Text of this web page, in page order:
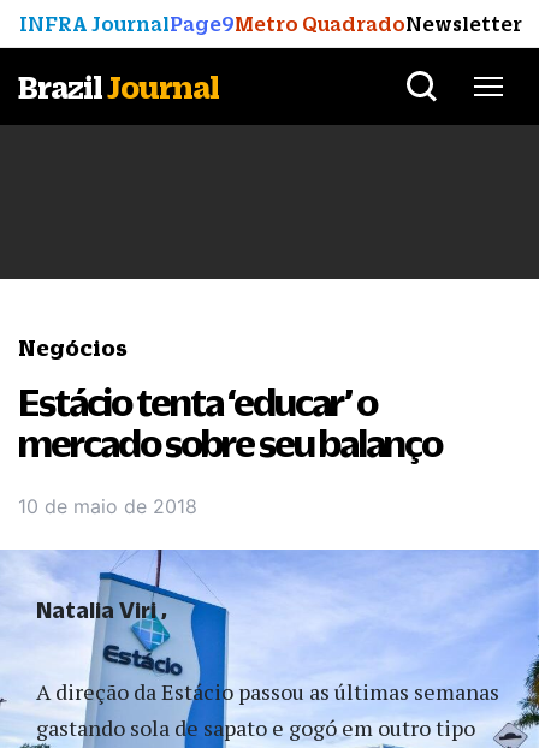
INFRA JournalPage9Metro QuadradoNewsletter
BrazilJournal
Negócios
Estácio tenta ‘educar’ o
mercado sobre seu balanço
10 de maio de 2018
A direção da Estácio passou as últimas semanas
gastando sola de sapato e gogó em outro tipo
Natalia Viri